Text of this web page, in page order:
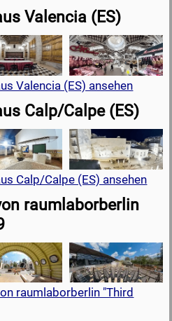
Valencia (ES)
Valencia (ES) ansehen
Calp/Calpe (ES)
Calp/Calpe (ES) ansehen
raumlaborberlin
raumlaborberlin "Third